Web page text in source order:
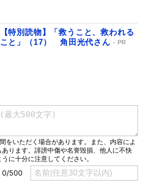
【特別読物】「救うこと、救われる
こと」（17） 角田光代さん
PR